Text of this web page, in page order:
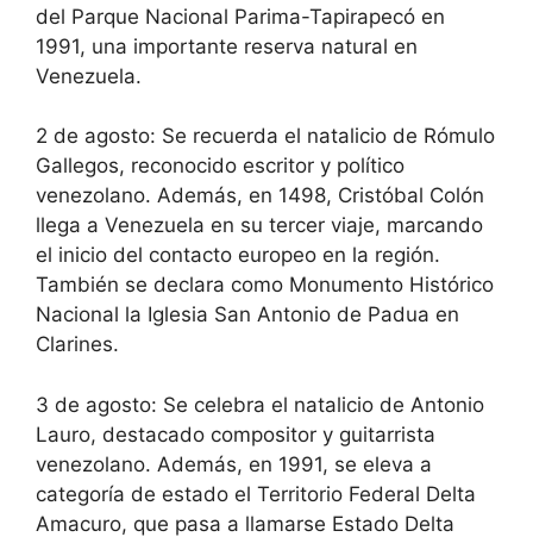
del Parque Nacional Parima-Tapirapecó en
1991, una importante reserva natural en
Venezuela.
2 de agosto: Se recuerda el natalicio de Rómulo
Gallegos, reconocido escritor y político
venezolano. Además, en 1498, Cristóbal Colón
llega a Venezuela en su tercer viaje, marcando
el inicio del contacto europeo en la región.
También se declara como Monumento Histórico
Nacional la Iglesia San Antonio de Padua en
Clarines.
3 de agosto: Se celebra el natalicio de Antonio
Lauro, destacado compositor y guitarrista
venezolano. Además, en 1991, se eleva a
categoría de estado el Territorio Federal Delta
Amacuro, que pasa a llamarse Estado Delta